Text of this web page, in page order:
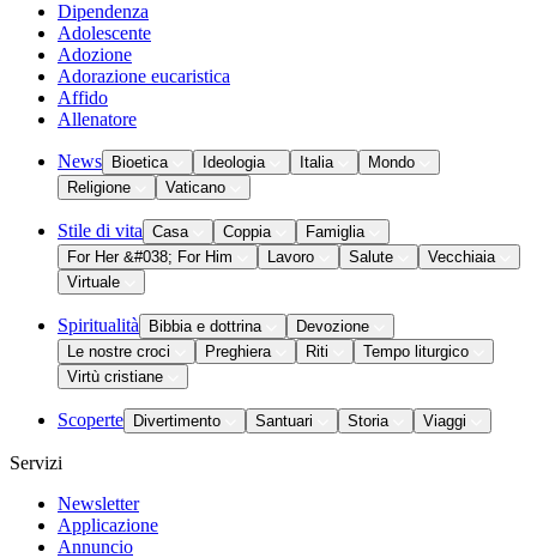
Dipendenza
Adolescente
Adozione
Adorazione eucaristica
Affido
Allenatore
News Bioetica Ideologia Italia
Mondo
Religione
Vaticano
Stile di vita Casa Coppia
Famiglia
For Her &#038; For Him
Lavoro Salute
Vecchiaia
Virtuale
Spiritualità Bibbia e dottrina
Devozione
Le nostre croci
Preghiera Riti
Tempo liturgico
Virtù cristiane
Scoperte Divertimento Santuari Storia Viaggi
Servizi
Newsletter
Applicazione
Annuncio